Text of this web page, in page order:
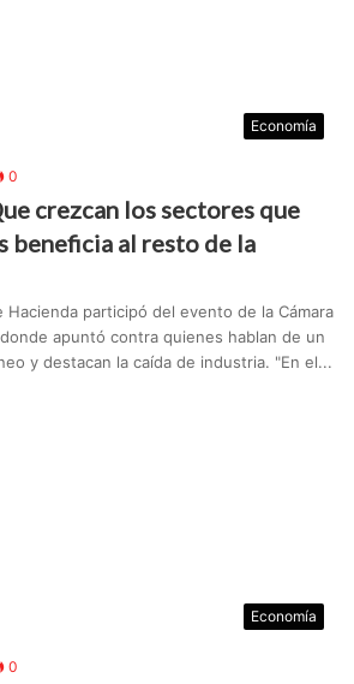
Economía
0
crezcan los sectores que
beneficia al resto de la
Hacienda participó del evento de la Cámara
apuntó contra quienes hablan de un
y destacan la caída de industria. "En el...
Economía
0